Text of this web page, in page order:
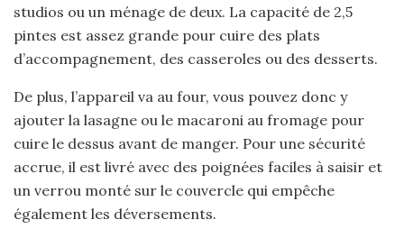
studios ou un ménage de deux. La capacité de 2,5
pintes est assez grande pour cuire des plats
d’accompagnement, des casseroles ou des desserts.
De plus, l’appareil va au four, vous pouvez donc y
ajouter la lasagne ou le macaroni au fromage pour
cuire le dessus avant de manger. Pour une sécurité
accrue, il est livré avec des poignées faciles à saisir et
un verrou monté sur le couvercle qui empêche
également les déversements.